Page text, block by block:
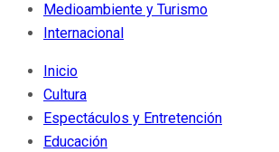
Medioambiente y Turismo
Internacional
Inicio
Cultura
Espectáculos y Entretención
Educación